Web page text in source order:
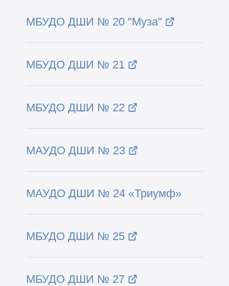
МБУДО ДШИ № 20 "Муза"
МБУДО ДШИ № 21
МБУДО ДШИ № 22
МАУДО ДШИ № 23
МАУДО ДШИ № 24 «Триумф»
МБУДО ДШИ № 25
МБУДО ДШИ № 27